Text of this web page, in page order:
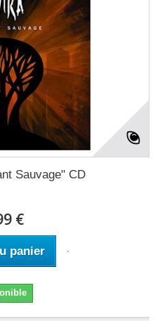
Sauvage" CD
€
panier